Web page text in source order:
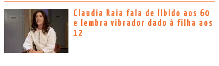
Claudia Raia fala de libido aos 60
e lembra vibrador dado à filha aos
12